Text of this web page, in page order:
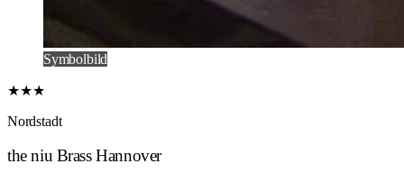
Symbolbild
★★★
Nordstadt
the niu Brass Hannover